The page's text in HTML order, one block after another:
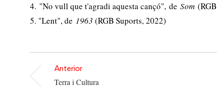
4. "No vull que t'agradi aquesta cançó", deSom
5. "Lent", de 1963(RGB Suports, 2022)
Anterior
Terra i Cultura